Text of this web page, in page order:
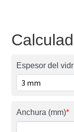
Espesor del
Anchura (mm)*